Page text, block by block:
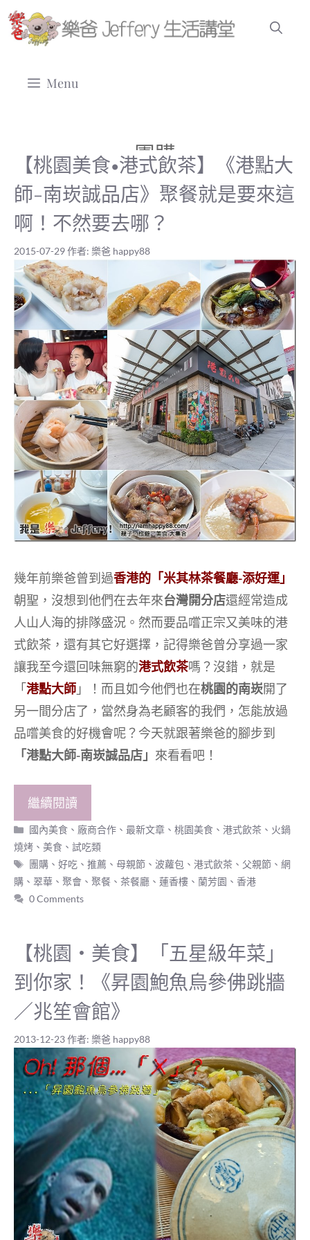
跳
至
Menu
團購
【桃園美食•港式飲茶】《港點大
師-南崁誠品店》聚餐就是要來這
啊！不然要去哪？
2015-07-29作者: 樂爸 happy88
幾年前樂爸曾到過香港的「米其林茶餐廳-添好運」
朝聖，沒想到他們在去年來台灣開分店還經常造成
人山人海的排隊盛況。然而要品嚐正宗又美味的港
式飲茶，還有其它好選擇，記得樂爸曾分享過一家
讓我至今還回味無窮的港式飲茶嗎？沒錯，就是
「港點大師 」！而且如今他們也在桃園的南崁開了
另一間分店了，當然身為老顧客的我們，怎能放過
品嚐美食的好機會呢？今天就跟著樂爸的腳步到
「港點大師-南崁誠品店」 來看看吧！
繼續閱讀
分
類
國內美食 、 廠商合作 、最新文章 、桃園美食 、港式飲茶、火鍋
燒烤 、 美食 、 試吃類
標
籤
團購 、好吃 、推薦 、母親節 、 波蘿包 、港式飲茶 、 父親節 、網
購 、 翠華 、 聚會 、 聚餐 、 茶餐廳 、 蓮香樓 、 蘭芳園 、 香港
0 Comments
【桃園‧美食】「五星級年菜」
到你家！《昇園鮑魚烏參佛跳牆
／兆笙會館》
2013-12-23作者: 樂爸 happy88